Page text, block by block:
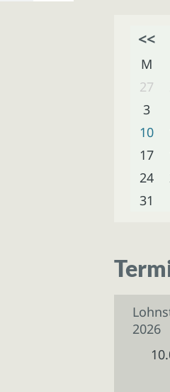
<<
M
27
3
10
17
24
31
2026